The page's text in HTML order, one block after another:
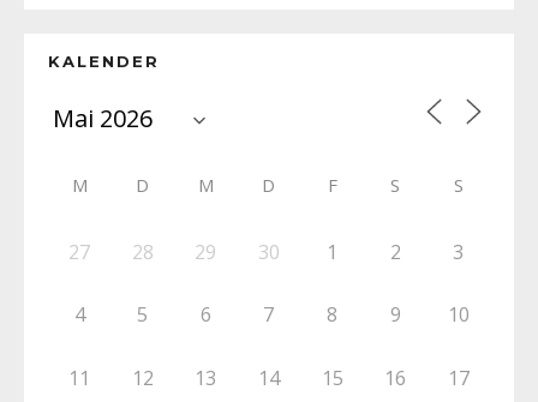
KALENDER
M D M D F S S
27 28 29 30 1 2 3
4 5 6 7 8 9 10
11 12 13 14 15 16 17